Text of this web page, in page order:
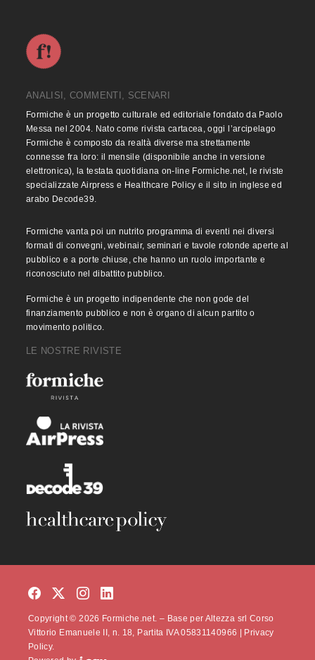
ANALISI, COMMENTI, SCENARI
Formiche è un progetto culturale ed editoriale fondato da Paolo
Messa nel 2004. Nato come rivista cartacea, oggi l’arcipelago
Formiche è composto da realtà diverse ma strettamente
connesse fra loro: il mensile (disponibile anche in versione
elettronica), la testata quotidiana on-line Formiche.net, le riviste
specializzate Airpress e Healthcare Policy e il sito in inglese ed
arabo Decode39.
Formiche vanta poi un nutrito programma di eventi nei diversi
formati di convegni, webinair, seminari e tavole rotonde aperte al
pubblico e a porte chiuse, che hanno un ruolo importante e
riconosciuto nel dibattito pubblico.
Formiche è un progetto indipendente che non gode del
finanziamento pubblico e non è organo di alcun partito o
movimento politico.
LE NOSTRE RIVISTE
Copyright © 2026 Formiche.net. – Base per Altezza srl Corso
Vittorio Emanuele II, n. 18, Partita IVA 05831140966 |
Privacy
Policy.